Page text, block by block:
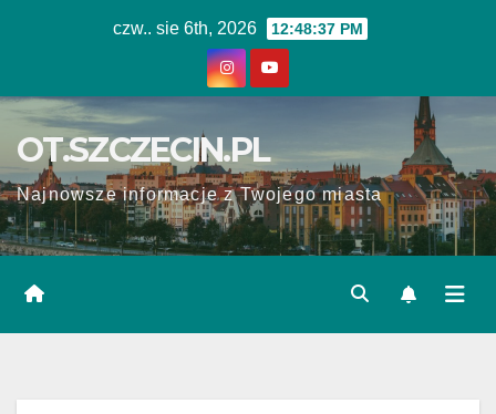
czw.. sie 6th, 2026 12:48:37 PM
OT.SZCZECIN.PL
Najnowsze informacje z Twojego miasta